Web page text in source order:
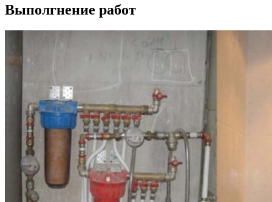
Выполгнение работ